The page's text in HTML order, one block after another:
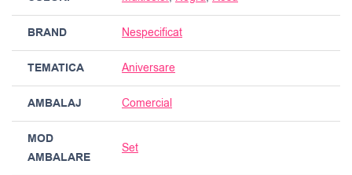
BRAND Nespecificat
TEMATICA Aniversare
AMBALAJ Comercial
MOD
AMBALARE
Set